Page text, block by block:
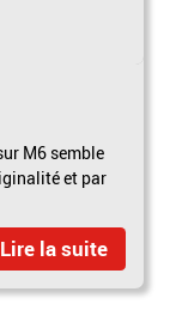
M6 semble
et par
Lire la suite